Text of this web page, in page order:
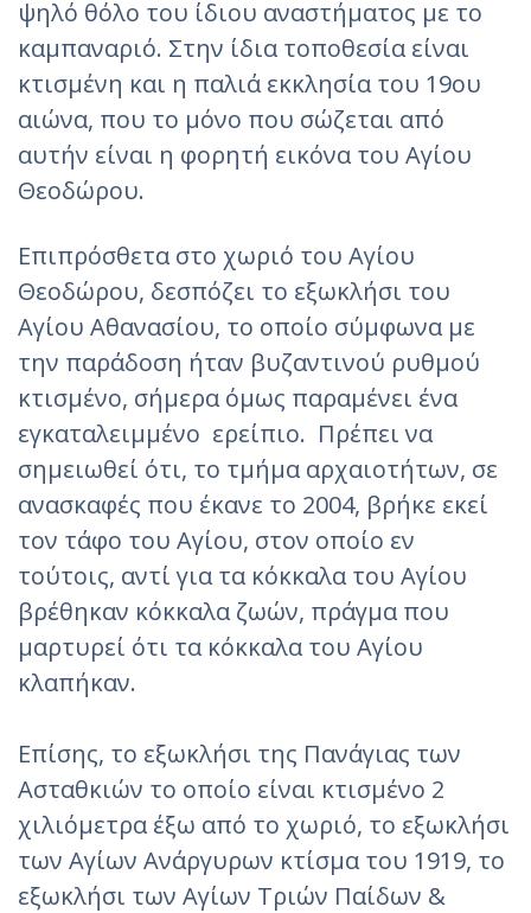
ψηλό θόλο του ίδιου αναστήματος με το
καμπαναριό. Στην ίδια τοποθεσία είναι
κτισμένη και η παλιά εκκλησία του 19ου
αιώνα, που το μόνο που σώζεται από
αυτήν είναι η φορητή εικόνα του Αγίου
Θεοδώρου.
Επιπρόσθετα στο χωριό του Αγίου
Θεοδώρου, δεσπόζει το εξωκλήσι του
Αγίου Αθανασίου, το οποίο σύμφωνα με
την παράδοση ήταν βυζαντινού ρυθμού
κτισμένο, σήμερα όμως παραμένει ένα
εγκαταλειμμένο ερείπιο. Πρέπει να
σημειωθεί ότι, το τμήμα αρχαιοτήτων, σε
ανασκαφές που έκανε το 2004, βρήκε εκεί
τον τάφο του Αγίου, στον οποίο εν
τούτοις, αντί για τα κόκκαλα του Αγίου
βρέθηκαν κόκκαλα ζωών, πράγμα που
μαρτυρεί ότι τα κόκκαλα του Αγίου
κλαπήκαν.
Επίσης, το εξωκλήσι της Πανάγιας των
Ασταθκιών το οποίο είναι κτισμένο 2
χιλιόμετρα έξω από το χωριό, το εξωκλήσι
των Αγίων Ανάργυρων κτίσμα του 1919, το
εξωκλήσι των Αγίων Τριών Παίδων &